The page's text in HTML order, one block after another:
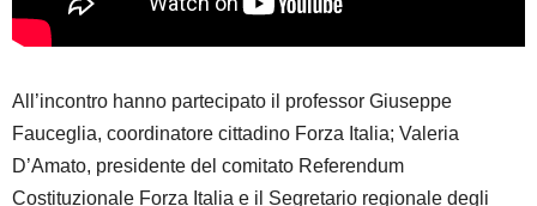
All’incontro hanno partecipato il professor Giuseppe
Fauceglia, coordinatore cittadino Forza Italia; Valeria
D’Amato, presidente del comitato Referendum
Costituzionale Forza Italia e il Segretario regionale degli